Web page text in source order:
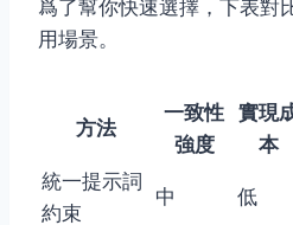
爲了幫你快速選擇，下表對
用場景。
方法
一致性
強度
實現
本
統一提示詞
約束
中 低